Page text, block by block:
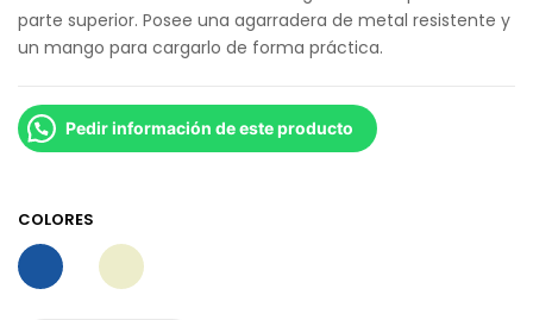
parte superior. Posee una agarradera de metal resistente y
un mango para cargarlo de forma práctica.
Pedir información de este producto
COLORES